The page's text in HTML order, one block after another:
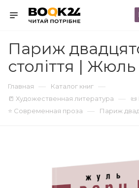
Париж
століття |
Главная — Каталог книг —
📒 Художественная литература —
⭐ Современная проза — Париж